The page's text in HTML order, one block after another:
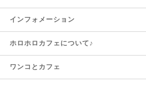
インフォメーション
ホロホロカフェについて♪
ワンコとカフェ